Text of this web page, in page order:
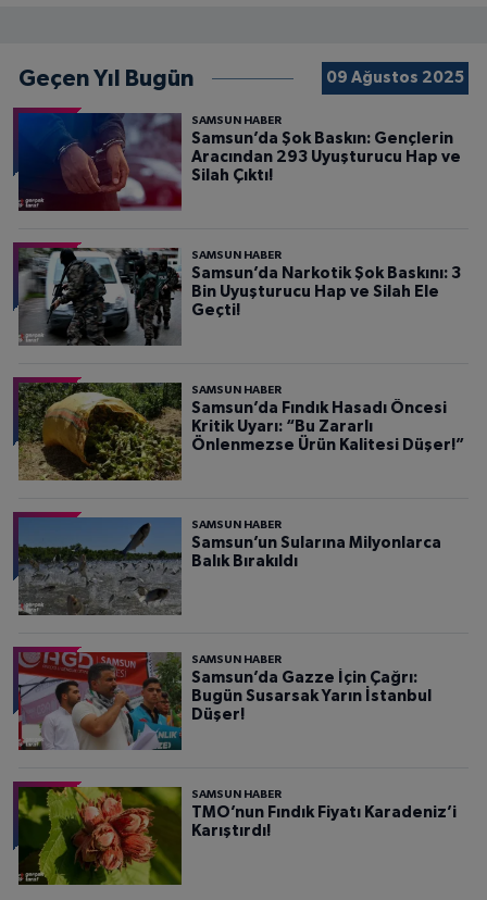
Geçen Yıl Bugün 09 Ağustos 2025
SAMSUN HABER
Samsun’da Şok Baskın: Gençlerin
Aracından 293 Uyuşturucu Hap ve
Silah Çıktı!
SAMSUN HABER
Samsun’da Narkotik Şok Baskını: 3
Bin Uyuşturucu Hap ve Silah Ele
Geçti!
SAMSUN HABER
Samsun’da Fındık Hasadı Öncesi
Kritik Uyarı: “Bu Zararlı
Önlenmezse Ürün Kalitesi Düşer!”
SAMSUN HABER
Samsun’un Sularına Milyonlarca
Balık Bırakıldı
SAMSUN HABER
Samsun’da Gazze İçin Çağrı:
Bugün Susarsak Yarın İstanbul
Düşer!
SAMSUN HABER
TMO’nun Fındık Fiyatı Karadeniz’i
Karıştırdı!